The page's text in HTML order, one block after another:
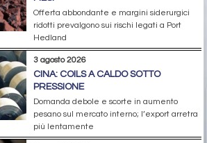
Offerta abbondante e margini siderurgici
ridotti prevalgono sui rischi legati a Port
Hedland
3 agosto 2026
CINA: COILS A CALDO SOTTO
PRESSIONE
Domanda debole e scorte in aumento
pesano sul mercato interno; l’export arretra
più lentamente